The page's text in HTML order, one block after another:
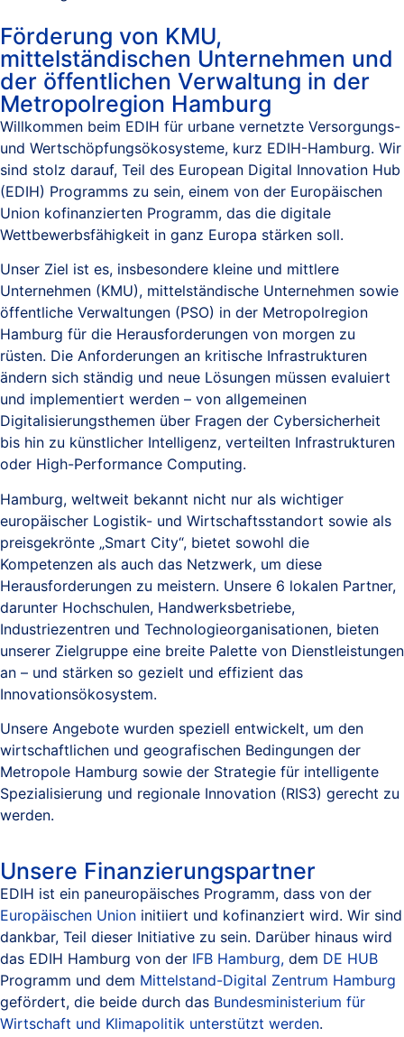
Förderung von KMU,
mittelständischen Unternehmen und
der öffentlichen Verwaltung in der
Metropolregion Hamburg
Willkommen beim EDIH für urbane vernetzte Versorgungs-
und Wertschöpfungsökosysteme, kurz EDIH-Hamburg. Wir
sind stolz darauf, Teil des European Digital Innovation Hub
(EDIH) Programms zu sein, einem von der Europäischen
Union kofinanzierten Programm, das die digitale
Wettbewerbsfähigkeit in ganz Europa stärken soll.
Unser Ziel ist es, insbesondere kleine und mittlere
Unternehmen (KMU), mittelständische Unternehmen sowie
öffentliche Verwaltungen (PSO) in der Metropolregion
Hamburg für die Herausforderungen von morgen zu
rüsten. Die Anforderungen an kritische Infrastrukturen
ändern sich ständig und neue Lösungen müssen evaluiert
und implementiert werden – von allgemeinen
Digitalisierungsthemen über Fragen der Cybersicherheit
bis hin zu künstlicher Intelligenz, verteilten Infrastrukturen
oder High-Performance Computing.
Hamburg, weltweit bekannt nicht nur als wichtiger
europäischer Logistik- und Wirtschaftsstandort sowie als
preisgekrönte „Smart City“, bietet sowohl die
Kompetenzen als auch das Netzwerk, um diese
Herausforderungen zu meistern. Unsere 6 lokalen Partner,
darunter Hochschulen, Handwerksbetriebe,
Industriezentren und Technologieorganisationen, bieten
unserer Zielgruppe eine breite Palette von Dienstleistungen
an – und stärken so gezielt und effizient das
Innovationsökosystem.
Unsere Angebote wurden speziell entwickelt, um den
wirtschaftlichen und geografischen Bedingungen der
Metropole Hamburg sowie der Strategie für intelligente
Spezialisierung und regionale Innovation (RIS3) gerecht zu
werden.
Unsere Finanzierungspartner
EDIH ist ein paneuropäisches Programm, dass von der
Europäischen Union initiiert und kofinanziert wird. Wir sind
dankbar, Teil dieser Initiative zu sein. Darüber hinaus wird
das EDIH Hamburg von der IFB Hamburg, dem DE HUB
Programm und dem Mittelstand-Digital Zentrum Hamburg
gefördert, die beide durch das Bundesministerium für
Wirtschaft und Klimapolitik unterstützt werden.